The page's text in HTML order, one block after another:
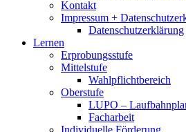
Kontakt
Impressum +
Datenschutzerklärung
Lernen
Erprobungsstufe
Mittelstufe
Wahlpflichtbereich
Oberstufe
LUPO –
Facharbeit
Individuelle Förderung